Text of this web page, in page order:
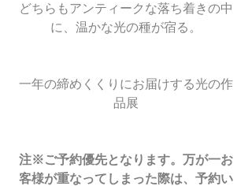
どちらもアンティークな落ち着きの中
に、温かな光の種が宿る。
一年の締めくくりにお届けする光の作
品展
注※ご予約優先となります。万が一お
客様が重なってしまった際は、予約い